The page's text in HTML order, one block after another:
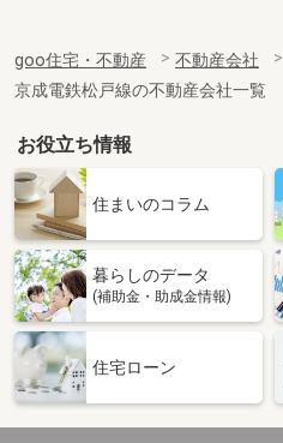
goo住宅・不動産 不動産会社
京成電鉄松戸線の不動産会社一覧
お役立ち情報
住まいのコラム
暮らしのデータ
(補助金・助成金情報)
住宅ローン